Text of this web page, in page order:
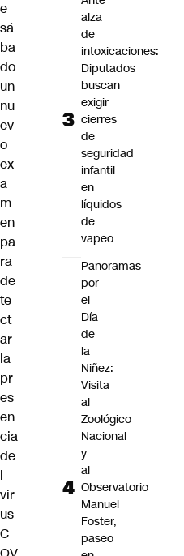
e
sá
ba
do
un
nu
ev
o
ex
a
m
en
pa
ra
de
te
ct
ar
la
pr
es
en
cia
de
l
vir
us
C
alza
de
intoxicaciones:
Diputados
buscan
exigir
cierres
de
seguridad
infantil
en
líquidos
de
vapeo
Panoramas
por
el
Día
de
la
Niñez:
Visita
al
Zoológico
Nacional
y
al
Observatorio
Manuel
Foster,
paseo